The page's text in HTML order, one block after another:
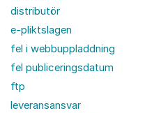
distributör
e-pliktslagen
fel i webbuppladdning
fel publiceringsdatum
ftp
leveransansvar